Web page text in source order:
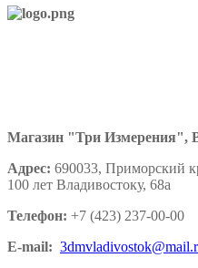
Магазин "Три Измерения",
Адрес: 690033, Приморский
100 лет Владивостоку, 68а
Телефон: +7 (423) 237-00-00
E-mail: